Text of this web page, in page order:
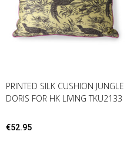
PRINTED SILK CUSHION JUNGLE
DORIS FOR HK LIVING TKU2133
€52.95